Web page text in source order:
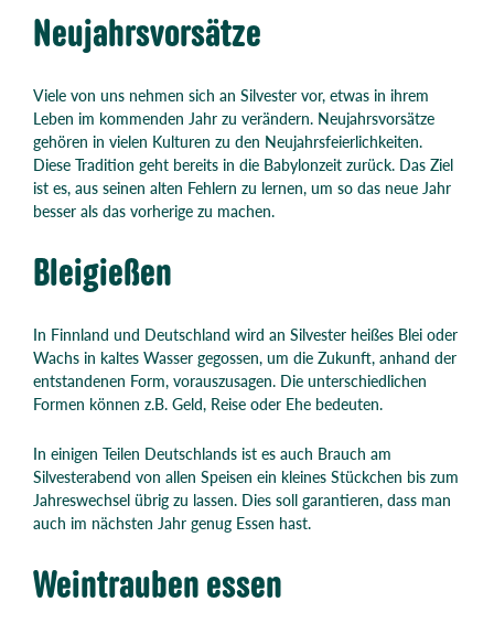
Neujahrsvorsätze
Viele von uns nehmen sich an Silvester vor, etwas in ihrem
Leben im kommenden Jahr zu verändern. Neujahrsvorsätze
gehören in vielen Kulturen zu den Neujahrsfeierlichkeiten.
Diese Tradition geht bereits in die Babylonzeit zurück. Das Ziel
ist es, aus seinen alten Fehlern zu lernen, um so das neue Jahr
besser als das vorherige zu machen.
Bleigießen
In Finnland und Deutschland wird an Silvester heißes Blei oder
Wachs in kaltes Wasser gegossen, um die Zukunft, anhand der
entstandenen Form, vorauszusagen. Die unterschiedlichen
Formen können z.B. Geld, Reise oder Ehe bedeuten.
In einigen Teilen Deutschlands ist es auch Brauch am
Silvesterabend von allen Speisen ein kleines Stückchen bis zum
Jahreswechsel übrig zu lassen. Dies soll garantieren, dass man
auch im nächsten Jahr genug Essen hast.
Weintrauben essen